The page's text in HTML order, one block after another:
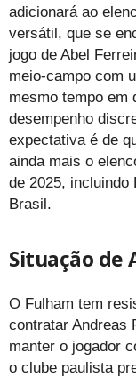
adicionará ao
versátil, que se
jogo de Abel
meio-campo com
mesmo tempo em
desempenho
expectativa é de
ainda mais o
de 2025, incluindo
Brasil.
Situação de
O Fulham tem
contratar Andreas
manter o jogador
o clube paulista